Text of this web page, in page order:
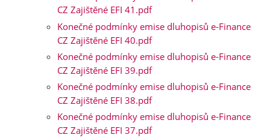
CZ Zajištěné EFI 41.pdf
Konečné podmínky emise dluhopisů e-Finance
CZ Zajištěné EFI 40.pdf
Konečné podmínky emise dluhopisů e-Finance
CZ Zajištěné EFI 39.pdf
Konečné podmínky emise dluhopisů e-Finance
CZ Zajištěné EFI 38.pdf
Konečné podmínky emise dluhopisů e-Finance
CZ Zajištěné EFI 37.pdf